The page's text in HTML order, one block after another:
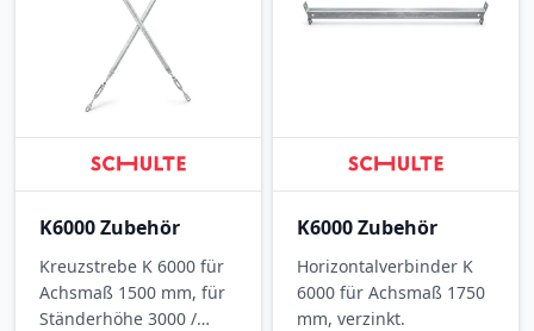
K6000 Zubehör
Kreuzstrebe K 6000 für
Achsmaß 1500 mm, für
Ständerhöhe 3000 /
K6000 Zubehör
Horizontalverbinder K
6000 für Achsmaß 1750
mm, verzinkt.